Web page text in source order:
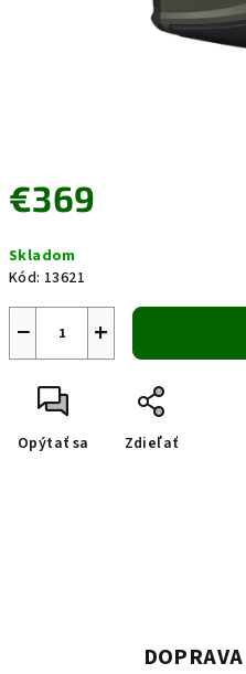
€369
cena:
Skladom
Kód: 13621
+
−
Opýtať sa Zdieľať